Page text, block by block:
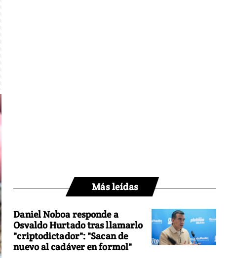
Más leídas
Daniel Noboa responde a
Osvaldo Hurtado tras llamarlo
"criptodictador": "Sacan de
nuevo al cadáver en formol"